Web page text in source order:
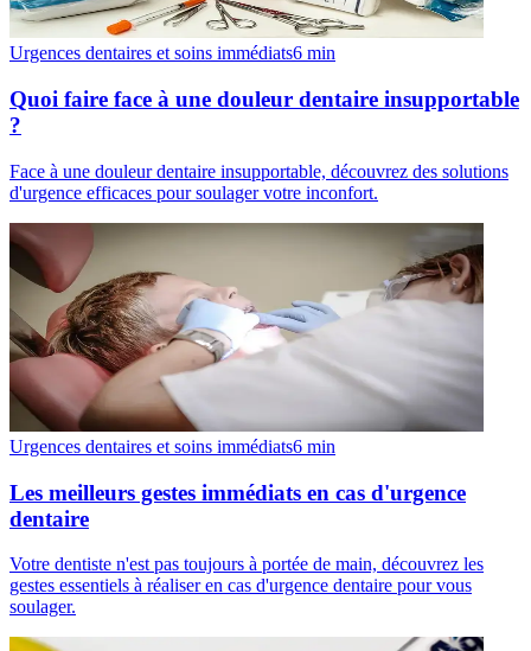
Urgences dentaires et soins immédiats6 min
Quoi faire face à une douleur dentaire insupportable
?
Face à une douleur dentaire insupportable, découvrez des solutions
d'urgence efficaces pour soulager votre inconfort.
Urgences dentaires et soins immédiats6 min
Les meilleurs gestes immédiats en cas d'urgence
dentaire
Votre dentiste n'est pas toujours à portée de main, découvrez les
gestes essentiels à réaliser en cas d'urgence dentaire pour vous
soulager.